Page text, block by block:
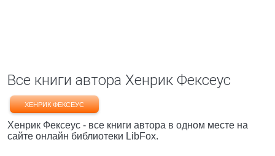
Все книги автора Хенрик Фексеус
ХЕНРИК ФЕКСЕУС
Хенрик Фексеус - все книги автора в одном месте на
сайте онлайн библиотеки LibFox.